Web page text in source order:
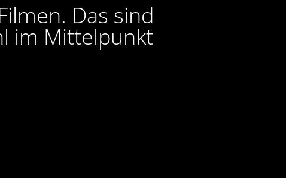
Das sind
im Mittelpunkt